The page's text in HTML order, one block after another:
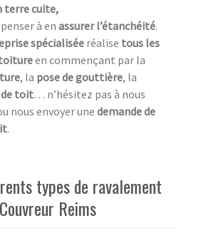
terre cuite,
à en assurer l’étanchéité.
spécialisée réalise tous les
en commençant par la
, la pose de gouttière, la
toit… n’hésitez pas à nous
nous envoyer unedemande de
.
types de ravalement
Reims